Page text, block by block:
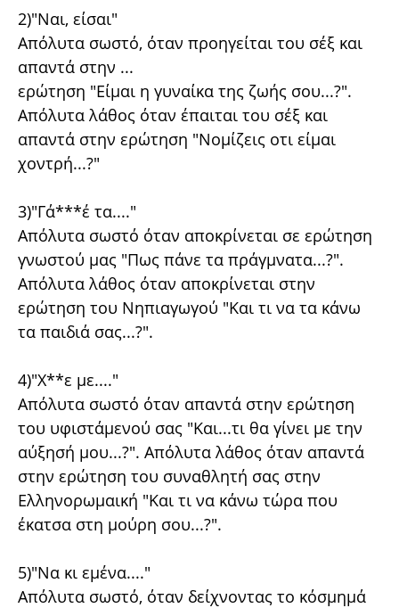
2)"Ναι, είσαι"
Απόλυτα σωστό, όταν προηγείται του σέξ και
απαντά στην ...
ερώτηση "Είμαι η γυναίκα της ζωής σου...?".
Απόλυτα λάθος όταν έπαιται του σέξ και
απαντά στην ερώτηση "Νομίζεις οτι είμαι
χοντρή...?"
3)"Γά***έ τα...."
Απόλυτα σωστό όταν αποκρίνεται σε ερώτηση
γνωστού μας "Πως πάνε τα πράγμνατα...?".
Απόλυτα λάθος όταν αποκρίνεται στην
ερώτηση του Νηπιαγωγού "Και τι να τα κάνω
τα παιδιά σας...?".
4)"Χ**ε με...."
Απόλυτα σωστό όταν απαντά στην ερώτηση
του υφιστάμενού σας "Και...τι θα γίνει με την
αύξησή μου...?". Απόλυτα λάθος όταν απαντά
στην ερώτηση του συναθλητή σας στην
Ελληνορωμαική "Και τι να κάνω τώρα που
έκατσα στη μούρη σου...?".
5)"Να κι εμένα...."
Απόλυτα σωστό, όταν δείχνοντας το κόσμημά